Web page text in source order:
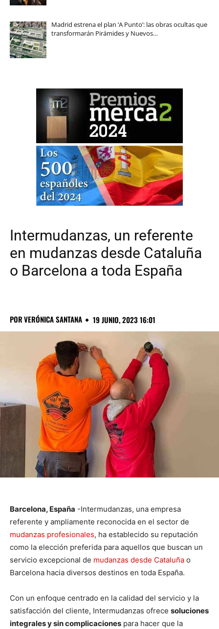
Madrid estrena el plan ‘A Punto’: las obras ocultas que
transformarán Pirámides y Nuevos…
Intermudanzas, un referente
en mudanzas desde Cataluña
o Barcelona a toda España
PORVERÓNICA SANTANA 19 JUNIO, 2023 16:01
Barcelona, España -Intermudanzas, una empresa
referente y ampliamente reconocida en el sector de
mudanzas profesionales, ha establecido su reputación
como la elección preferida para aquellos que buscan un
servicio excepcional de mudanzas desde Cataluña o
Barcelona hacia diversos destinos en toda España.
Con un enfoque centrado en la calidad del servicio y la
satisfacción del cliente, Intermudanzas ofrece soluciones
integrales y sin complicaciones para hacer que la